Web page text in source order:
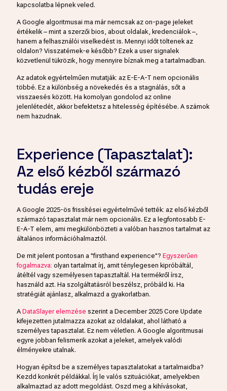
kapcsolatba lépnek veled.
A Google algoritmusai ma már nemcsak az on-page jeleket
értékelik – mint a szerzői bios, about oldalak, kredenciálok –,
hanem a felhasználói viselkedést is. Mennyi időt töltenek az
oldalon? Visszatérnek-e később? Ezek a user signalek
közvetlenül tükrözik, hogy mennyire bíznak meg a tartalmadban.
Az adatok egyértelműen mutatják: az E-E-A-T nem opcionális
többé. Ez a különbség a növekedés és a stagnálás, sőt a
visszaesés között. Ha komolyan gondolod az online
jelenlétedét, akkor befektetsz a hitelesség építésébe. A számok
nem hazudnak.
Experience (Tapasztalat):
Az első kézből származó
tudás ereje
A Google 2025-ös frissítései egyértelművé tették: az első kézből
származó tapasztalat már nem opcionális. Ez a legfontosabb E-
E-A-T elem, ami megkülönbözteti a valóban hasznos tartalmat az
általános információhalmaztól.
De mit jelent pontosan a "firsthand experience"? Egyszerűen
fogalmazva: olyan tartalmat írj, amit ténylegesen kipróbáltál,
átéltél vagy személyesen tapasztaltál. Ha termékről írsz,
használd azt. Ha szolgáltatásról beszélsz, próbáld ki. Ha
stratégiát ajánlasz, alkalmazd a gyakorlatban.
A DataSlayer elemzése szerint a December 2025 Core Update
kifejezetten jutalmazza azokat az oldalakat, ahol látható a
személyes tapasztalat. Ez nem véletlen. A Google algoritmusai
egyre jobban felismerik azokat a jeleket, amelyek valódi
élményekre utalnak.
Hogyan építsd be a személyes tapasztalatokat a tartalmaidba?
Kezdd konkrét példákkal. Írj le valós szituációkat, amelyekben
alkalmaztad az adott megoldást. Oszd meg a kihívásokat,